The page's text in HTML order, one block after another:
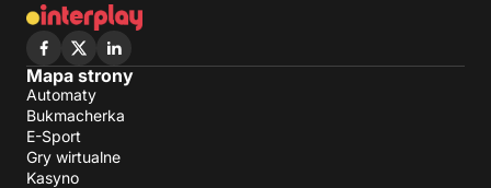
Mapa strony
Automaty
Bukmacherka
E-Sport
Gry wirtualne
Kasyno